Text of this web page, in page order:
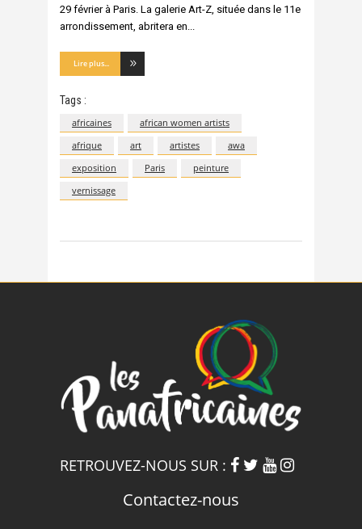
29 février à Paris. La galerie Art-Z, située dans le 11e
arrondissement, abritera en
Lire plus...
Tags :
africaines
african women artists
afrique
art artistes
awa
exposition
Paris
peinture
vernissage
RETROUVEZ-NOUS SUR :
Contactez-nous